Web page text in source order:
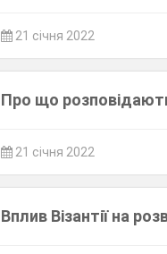
21 січня 2022
Про що
21 січня 2022
Вплив Візантії на